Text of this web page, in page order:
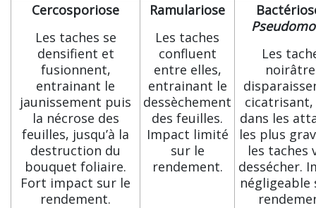
Cercosporiose
Les taches se
densifient et
fusionnent,
entrainant le
jaunissement puis
la nécrose des
feuilles, jusqu’à la
destruction du
bouquet foliaire.
Fort impact sur le
rendement.
Ramulariose
Les taches
confluent
entre elles,
entrainant le
dessèchement
des feuilles.
Impact limité
sur le
rendement.
Les
cicatrisant,
dans les
les plus
les taches
dessécher.
négligeable